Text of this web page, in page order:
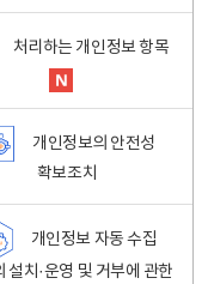
처리하는 개인정보 항목
개인정보의 안전성
확보조치
개인정보 자동 수집
설치·운영 및 거부에 관한